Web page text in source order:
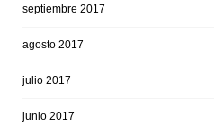
septiembre 2017
agosto 2017
julio 2017
junio 2017